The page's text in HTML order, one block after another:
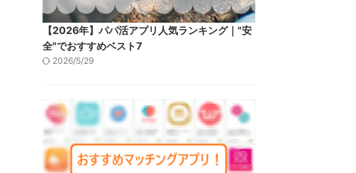
【2026年】パパ活アプリ人気ランキング｜"安
全"でおすすめベスト7
2026/5/29